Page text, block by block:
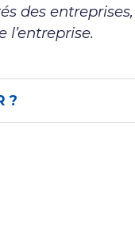
des
l’entreprise.
?